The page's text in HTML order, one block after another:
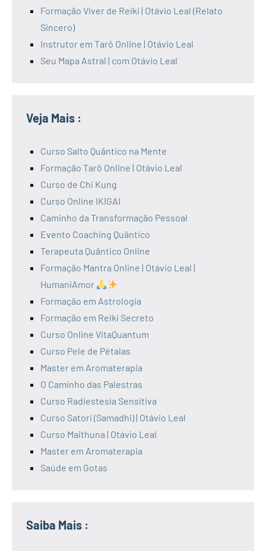
Formação Viver de Reiki | Otávio Leal (Relato
Sincero)
Instrutor em Tarô Online | Otávio Leal
Seu Mapa Astral | com Otávio Leal
Veja Mais :
Curso Salto Quântico na Mente
Formação Tarô Online | Otávio Leal
Curso de Chi Kung
Curso Online IKIGAI
Caminho da Transformação Pessoal
Evento Coaching Quântico
Terapeuta Quântico Online
Formação Mantra Online | Otávio Leal |
HumaniAmor
Formação em Astrologia
Formação em Reiki Secreto
Curso Online VitaQuantum
Curso Pele de Pétalas
Master em Aromaterapia
O Caminho das Palestras
Curso Radiestesia Sensitiva
Curso Satori (Samadhi) | Otávio Leal
Curso Maithuna | Otávio Leal
Master em Aromaterapia
Saúde em Gotas
Saiba Mais :